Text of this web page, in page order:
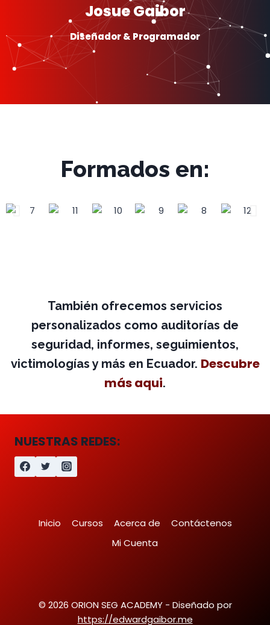
Josue Gaibor
Diseñador & Programador
Formados en:
También ofrecemos servicios
personalizados como auditorías de
seguridad, informes, seguimientos,
victimologías y más en Ecuador. Descubre
más aqui.
NUESTRAS REDES:
Inicio Cursos Acerca de
Contáctenos
Mi Cuenta
© 2026 ORION SEG ACADEMY - Diseñado por
https://edwardgaibor.me